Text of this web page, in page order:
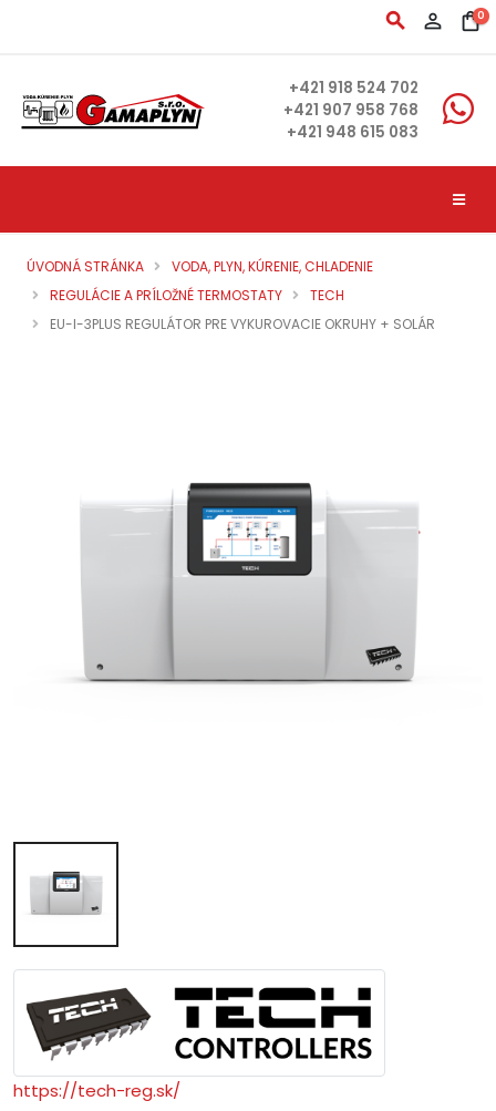
search person_outline shopping_bag0
+421 918 524 702
+421 907 958 768
+421 948 615 083
ÚVODNÁ STRÁNKA
VODA, PLYN, KÚRENIE, CHLADENIE
REGULÁCIE A PRÍLOŽNÉ TERMOSTATY
TECH
EU-I-3PLUS REGULÁTOR PRE VYKUROVACIE OKRUHY + SOLÁR
https://tech-reg.sk/